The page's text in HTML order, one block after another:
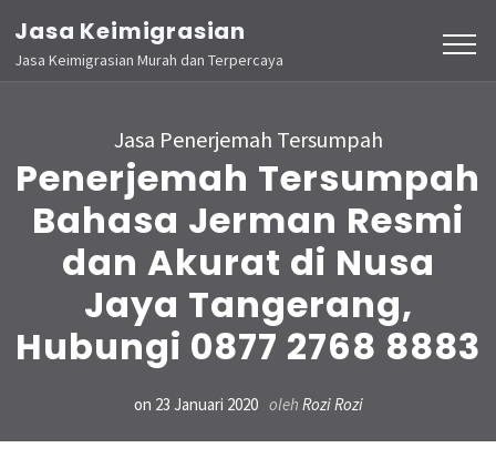
Lompat
ke
konten
Jasa Keimigrasian
Jasa Keimigrasian Murah dan Terpercaya
Jasa Penerjemah Tersumpah
Penerjemah Tersumpah
Bahasa Jerman Resmi
dan Akurat di Nusa
Jaya Tangerang,
Hubungi 0877 2768 8883
on 23 Januari 2020 oleh Rozi Rozi